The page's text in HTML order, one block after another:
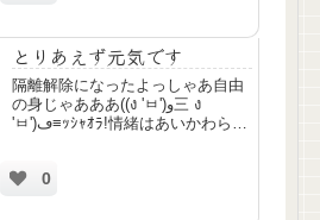
てみたいけどまぁわ...
とりあえず元気です
隔離解除になったよっしゃあ自由
の身じゃあああ((ง 'ㅂ')و三 ง
'ㅂ')ڡ≡ｯｼｬｵﾗ!情緒はあいかわらず
きたくなったのだけど、なかなか
0